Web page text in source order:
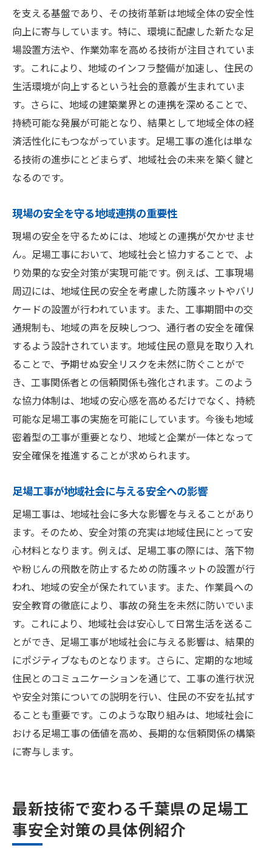
を支える基盤であり、その技術革新は地域全体の安全性
向上に寄与しています。特に、環境に配慮した新たな足
場設置方法や、作業効率を高める技術が注目されていま
す。これにより、地域のインフラ整備が加速し、住民の
生活環境が向上するという社会的意義が生まれていま
す。さらに、地域の建築業界との連携を深めることで、
持続可能な発展が可能となり、結果として地域全体の経
済活性化にもつながっています。足場工事の進化は単な
る技術の進歩にとどまらず、地域社会の未来を築く鍵と
なるのです。
現場の安全を守る地域連携の重要性
現場の安全を守るためには、地域との連携が欠かせませ
ん。足場工事において、地域社会と協力することで、よ
り効果的な安全対策が実現可能です。例えば、工事現場
周辺には、地域住民の安全を考慮した防護ネットやバリ
ケードの設置が行われています。また、工事期間中の交
通規制も、地域の声を反映しつつ、通行者の安全を確保
するよう設計されています。地域住民の意見を取り入れ
ることで、予期せぬ安全リスクを未然に防ぐことがで
き、工事関係者との信頼関係も強化されます。このよう
な協力体制は、地域の安心感を高めるだけでなく、持続
可能な足場工事の実施を可能にしています。今後も地域
密着型の工事が重要となり、地域と企業が一体となって
安全確保を推進することが求められます。
足場工事が地域社会に与える安全への影響
足場工事は、地域社会に多大な影響を与えることがあり
ます。そのため、安全対策の充実は地域住民にとって安
心材料となります。例えば、足場工事の際には、落下物
や粉じんの飛散を防止するための防護ネットの設置が行
われ、地域の安全が保たれています。また、作業員への
安全教育の徹底により、事故の発生を未然に防いでいま
す。これにより、地域社会は安心して日常生活を送るこ
とができ、足場工事が地域社会に与える影響は、結果的
にポジティブなものとなります。さらに、定期的な地域
住民とのコミュニケーションを通じて、工事の進行状況
や安全対策についての説明を行い、住民の不安を払拭す
ることも重要です。このような取り組みは、地域社会に
おける足場工事の価値を高め、長期的な信頼関係の構築
に寄与します。
最新技術で変わる千葉県の足場工
事安全対策の具体例紹介